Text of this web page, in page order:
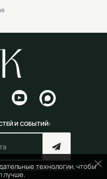
технологии, чтобы
лучше.
И СОБЫТИЙ:
пользования сайтом